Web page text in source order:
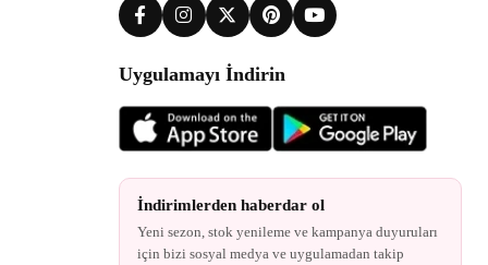
Uygulamayı İndirin
İndirimlerden haberdar ol
Yeni sezon, stok yenileme ve kampanya duyuruları
için bizi sosyal medya ve uygulamadan takip